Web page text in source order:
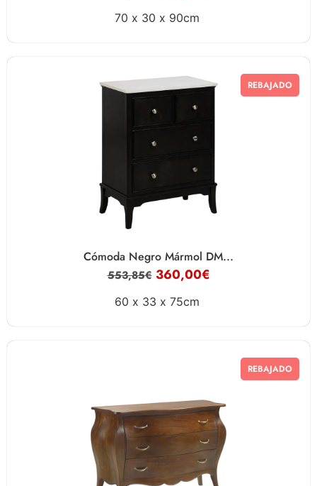
70 x 30 x 90cm
REBAJADO
Cómoda Negro Mármol DM...
553,85€ 360,00€
60 x 33 x 75cm
REBAJADO